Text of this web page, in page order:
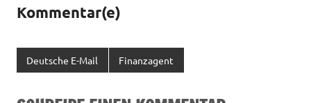
Kommentar(e)
Deutsche E-Mail Finanzagent